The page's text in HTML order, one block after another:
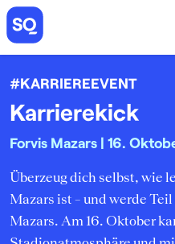
#KARRIEREEVENT
Karrierekick
Forvis Mazars | 16.
Überzeug dich selbst, wie
Mazars ist – und werde
Mazars. Am 16. Oktober